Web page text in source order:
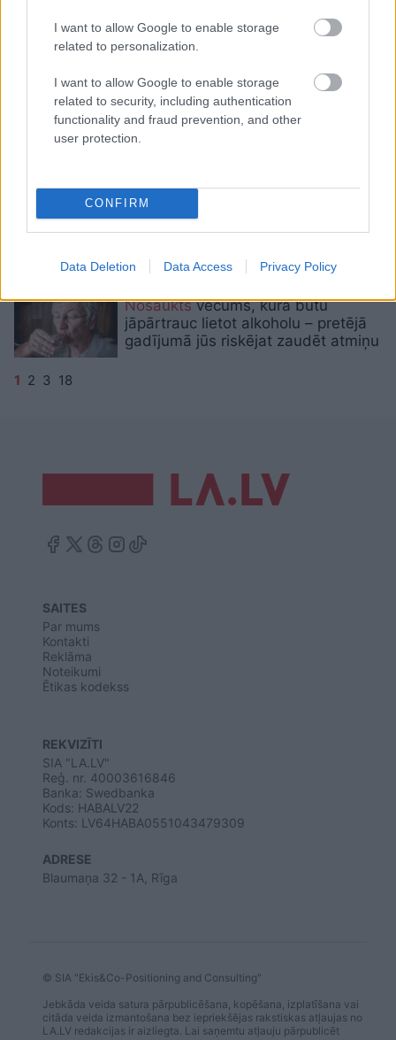
I want to allow Google to enable storage
related to personalization.
I want to allow Google to enable storage
related to security, including authentication
functionality and fraud prevention, and other
user protection.
CONFIRM
Data Deletion Data Access Privacy Policy
Gastroenterologinosauc alkoholu,
kas visvairāk kaitē mūsu kuņģim –
Ilgmūžības noslēpums slēpjas vīnā!
Lūk, cik daudz vīna mums katru
“Ryanair” boss izsauc sašutuma
vētru – viņa iecere nepatiks
Nosauktsvecums, kurā būtu
jāpārtrauc lietot alkoholu – pretējā
gadījumā jūs riskējat zaudēt atmiņu
1 2 3 18
SAITES
Par mums
Kontakti
Reklāma
Noteikumi
Ētikas kodekss
REKVIZĪTI
SIA "LA.LV"
Reģ. nr. 40003616846
Banka: Swedbanka
Kods: HABALV22
Konts: LV64HABA0551043479309
ADRESE
Blaumaņa 32 - 1A, Rīga
© SIA "Ekis&Co-Positioning and Consulting"
Jebkāda veida satura pārpublicēšana, kopēšana, izplatīšana vai
citāda veida izmantošana bez iepriekšējas rakstiskas atļaujas no
LA.LV redakcijas ir aizliegta. Lai saņemtu atļauju pārpublicēt